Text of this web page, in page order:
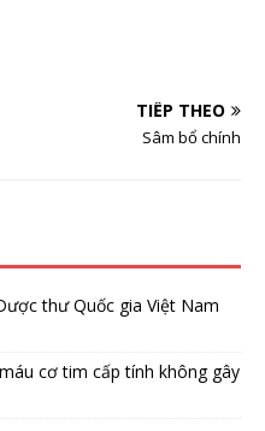
TIẾP THEO
Sâm bổ chính
thư Quốc gia Việt Nam
cơ tim cấp tính không gây